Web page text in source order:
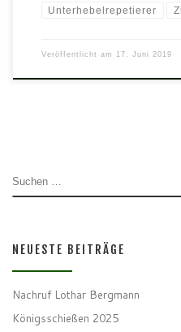
Unterhebelrepetierer
Veröffentlicht am 17. Juni 2019
SUCHE
NEUESTE BEITRÄGE
Nachruf Lothar Bergmann
Königsschießen 2025